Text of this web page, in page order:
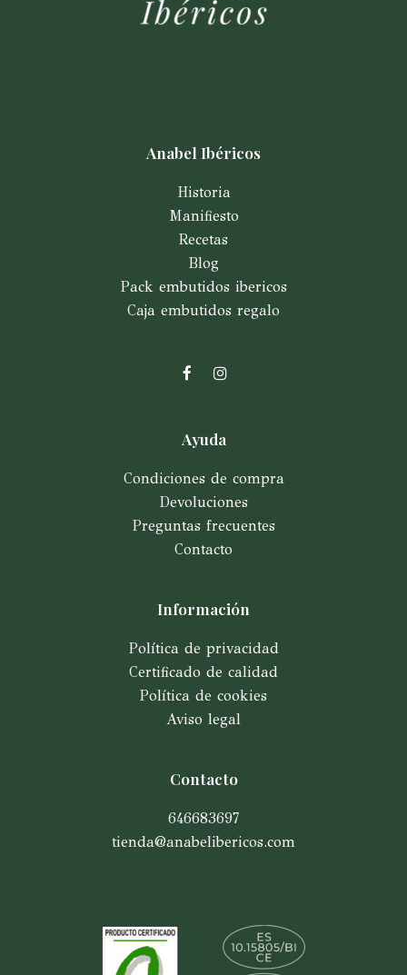
Anabel Ibéricos
Historia
Manifiesto
Recetas
Blog
Pack embutidos ibericos
Caja embutidos regalo
FacebookInstagram
Ayuda
Condiciones de compra
Devoluciones
Preguntas frecuentes
Contacto
Información
Política de privacidad
Certificado de calidad
Política de cookies
Aviso legal
Contacto
646683697
tienda@anabelibericos.com